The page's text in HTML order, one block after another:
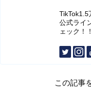
TikTok1.5
公式ライ
ェック！！
この記事